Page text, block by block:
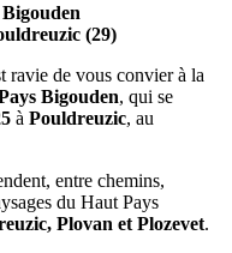
(29)
ravie de vous convier à la
Bigouden, qui se
à Pouldreuzic, au
entre chemins,
du Haut Pays
Plovan et Plozevet.